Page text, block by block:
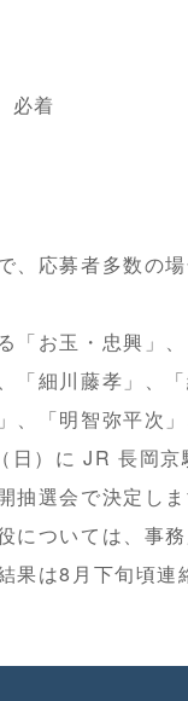
必着
、応募者多数の
「お玉・忠興」、
「細川藤孝」、「
、「明智弥平次
日）に JR 長岡京
抽選会で決定しま
については、事
果は8月下旬頃連